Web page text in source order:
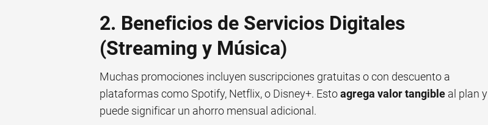
2. Beneficios de Servicios Digitales
(Streaming y Música)
Muchas promociones incluyen suscripciones gratuitas o con descuento a
plataformas como Spotify, Netflix, o Disney+. Estoagrega valor tangible al plan y
puede significar un ahorro mensual adicional.